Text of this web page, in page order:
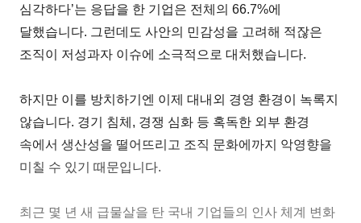
심각하다’는 응답을 한 기업은 전체의 66.7%에
달했습니다. 그런데도 사안의 민감성을 고려해 적잖은
조직이 저성과자 이슈에 소극적으로 대처했습니다.
하지만 이를 방치하기엔 이제 대내외 경영 환경이 녹록지
않습니다. 경기 침체, 경쟁 심화 등 혹독한 외부 환경
속에서 생산성을 떨어뜨리고 조직 문화에까지 악영향을
미칠 수 있기 때문입니다.
최근 몇 년 새 급물살을 탄 국내 기업들의 인사 체계 변화